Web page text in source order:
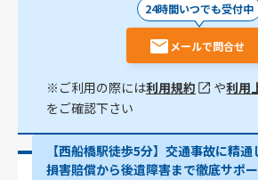
24時間いつでも受付中
メールで問合せ
※ご利用の際には利用規約 や利用
をご確認下さい
【西船橋駅徒歩5分】交通事故に精通
損害賠償から後遺障害まで徹底サポ